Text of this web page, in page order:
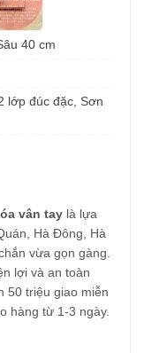
40 cm
lớp đúc đặc, Sơn
vân tay là lựa
Hà Đông, Hà
vừa gọn gàng.
lợi và an toàn
50 triệu giao miễn
hàng từ 1-3 ngày.